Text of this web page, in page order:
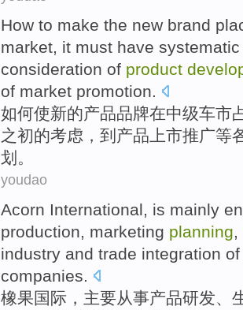
How to make the new brand
market, it must have systematic
consideration of product
of market promotion.
如何使新的产品品牌在中级车市
之初的考虑 ， 到 产品上市推广等
划 。
youdao
Acorn International, is mainly
production, marketing planning,
industry and trade integration of
companies.
橡果国际 ， 主要从事产品研发、